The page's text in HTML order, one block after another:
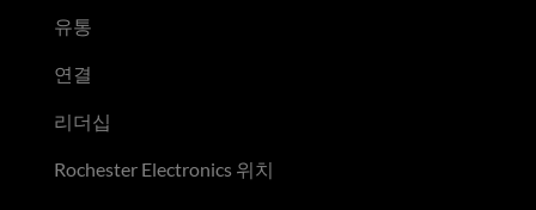
유통
연결
리더십
Rochester Electronics 위치